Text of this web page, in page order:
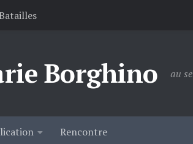
Borghino au
Rencontre